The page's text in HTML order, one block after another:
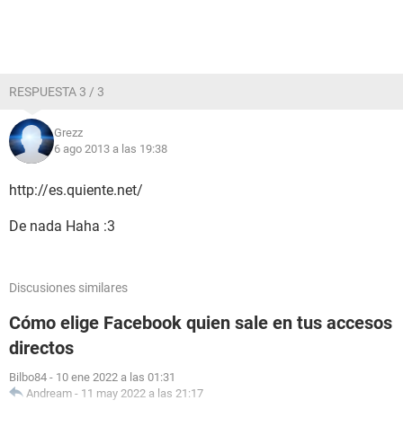
RESPUESTA 3 / 3
Grezz
6 ago 2013 a las 19:38
http://es.quiente.net/
De nada Haha :3
Discusiones similares
Cómo elige Facebook quien sale en tus accesos
directos
Bilbo84 - 10 ene 2022 a las 01:31
Andream - 11 may 2022 a las 21:17